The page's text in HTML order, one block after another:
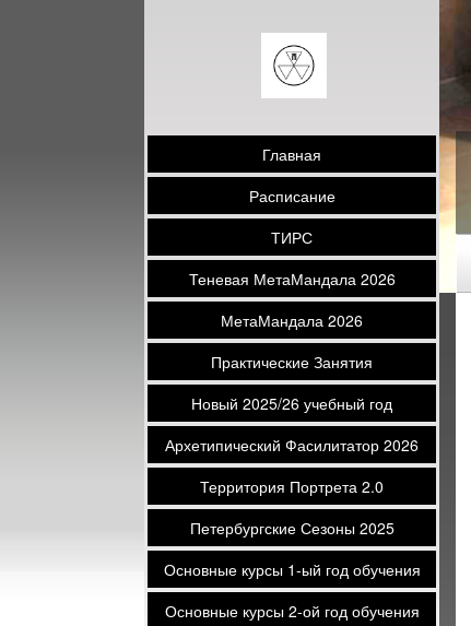
Главная
Расписание
ТИРС
Теневая МетаМандала 2026
МетаМандала 2026
Практические Занятия
Новый 2025/26 учебный год
Архетипический Фасилитатор 2026
Территория Портрета 2.0
Петербургские Сезоны 2025
Основные курсы 1-ый год обучения
Основные курсы 2-ой год обучения